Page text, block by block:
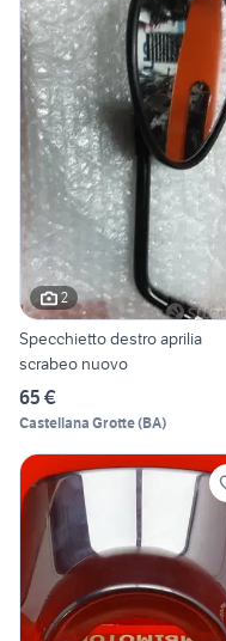
2
Specchietto destro aprilia
scrabeo nuovo
65 €
Castellana Grotte(BA)